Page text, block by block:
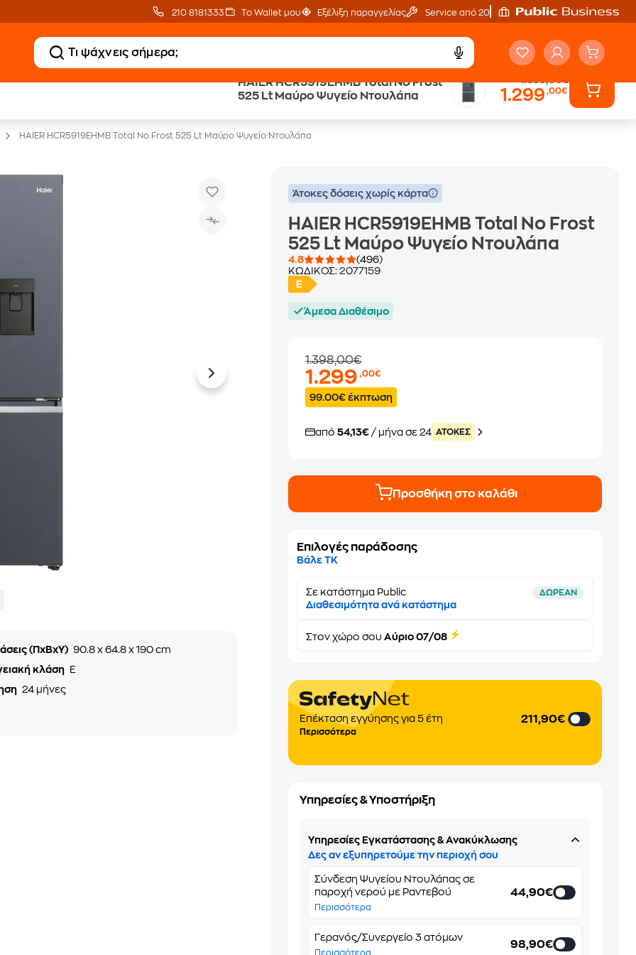
210 8181333 Το Wallet μου Εξέλιξη παραγγελίας Service από 20'
HAIER HCR5919EHMB Total No Frost
525 Lt Μαύρο Ψυγείο Ντουλάπα
1.299,00€
Άτοκες Δόσεις Public επιστροφή €
HAIER HCR5919EHMB Total No Frost 525 Lt Μαύρο Ψυγείο Ντουλάπα
(ΠxΒxΥ) 90.8 x 64.8 x 190 cm
κλάση
E
24 μήνες
Άτοκες δόσεις χωρίς κάρτα
HAIER HCR5919EHMB Total No Frost
525 Lt Μαύρο Ψυγείο Ντουλάπα
4.8
(496)
ΚΩΔΙΚΟΣ:2077159
Άμεσα Διαθέσιμο
1.398,00€
1.299,00€
99.00€ έκπτωση
από54,13€ / μήνα σε 24 ATOKEΣ
Προσθήκη στο καλάθι
Επιλογές παράδοσης
Βάλε ΤΚ
Σε κατάστημα Public ΔΩΡΕΑΝ
Διαθεσιμότητα ανά κατάστημα
Στονχώρο σου Αύριο 07/08
Επέκταση εγγύησης για 5 έτη
Περισσότερα
211,90€
Υπηρεσίες & Υποστήριξη
Υπηρεσίες Εγκατάστασης & Ανακύκλωσης
Δες αν εξυπηρετούμε την περιοχή σου
Σύνδεση Ψυγείου Ντουλάπας σε
παροχή νερού με Ραντεβού
Περισσότερα
44,90€
Γερανός/Συνεργείο 3 ατόμων
Περισσότερα
98,90€